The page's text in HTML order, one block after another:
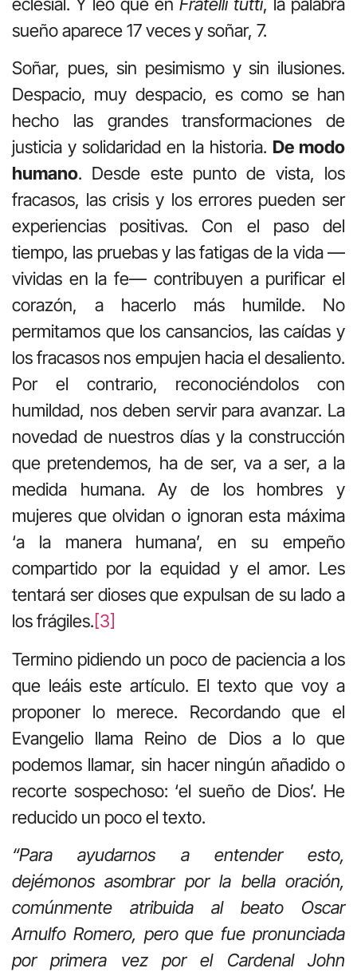
sueño aparece 17 veces y soñar, 7.
Soñar, pues, sin pesimismo y sin ilusiones.
Despacio, muy despacio, es como se han
hecho las grandes transformaciones de
justicia y solidaridad en la historia. De modo
humano. Desde este punto de vista, los
fracasos, las crisis y los errores pueden ser
experiencias positivas. Con el paso del
tiempo, las pruebas y las fatigas de la vida —
vividas en la fe— contribuyen a purificar el
corazón, a hacerlo más humilde. No
permitamos que los cansancios, las caídas y
los fracasos nos empujen hacia el desaliento.
Por el contrario, reconociéndolos con
humildad, nos deben servir para avanzar. La
novedad de nuestros días y la construcción
que pretendemos, ha de ser, va a ser, a la
medida humana. Ay de los hombres y
mujeres que olvidan o ignoran esta máxima
‘a la manera humana’, en su empeño
compartido por la equidad y el amor. Les
tentará ser dioses que expulsan de su lado a
los frágiles.[3]
Termino pidiendo un poco de paciencia a los
que leáis este artículo. El texto que voy a
proponer lo merece. Recordando que el
Evangelio llama Reino de Dios a lo que
podemos llamar, sin hacer ningún añadido o
recorte sospechoso: ‘el sueño de Dios’. He
reducido un poco el texto.
“Para ayudarnos a entender esto,
dejémonos asombrar por la bella oración,
comúnmente atribuida al beato Oscar
Arnulfo Romero, pero que fue pronunciada
por primera vez por el Cardenal John